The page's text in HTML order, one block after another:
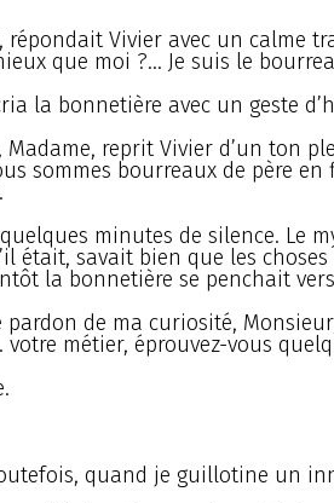
répondait Vivier avec un calme
que moi ?... Je suis le
la bonnetière avec un geste
reprit Vivier d’un ton
sommes bourreaux de père en
minutes de silence. Le
était, savait bien que les choses
la bonnetière se penchait
pardon de ma curiosité,
votre métier, éprouvez-vous
quand je guillotine un